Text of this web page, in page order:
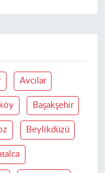
Avcılar
Başakşehir
Beylikdüzü